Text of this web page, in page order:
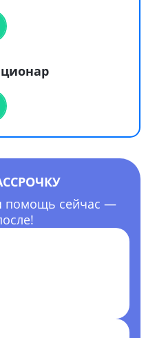
помощь сейчас —